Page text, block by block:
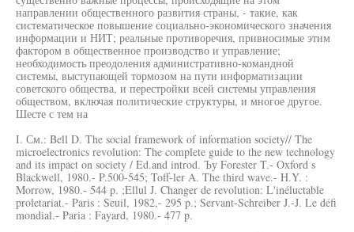
направлении общественного развития страны, - такие, как
систематическое повышение социально-экономического значения
информации и НИТ; реальные противоречия, привносимые этим
фактором в общественное производство и управление;
необходимость преодоления административно-командной
системы, выступающей тормозом на пути информатизации
советского общества, и перестройки всей системы управления
обществом, включая политические структуры, и многое другое.
Шесте с тем на
I. См.: Bell D. The social framework of information society// The
microelectronics revolution: The complete guide to the new technology
and its impact on society / Ed.and introd. Ъу Forester T.- Oxford s
Blackwell, 1980.- P.500-545; Toff-ler A. The third wave.- H.Y. :
Morrow, 1980.- 544 p. ;Ellul J. Changer de revolution: L'inéluctable
proletariat.- Paris : Seuil, 1982,- 295 p.; Servant-Schreiber J.-J. Le défi
mondial.- Paria : Fayard, 1980.- 477 p.